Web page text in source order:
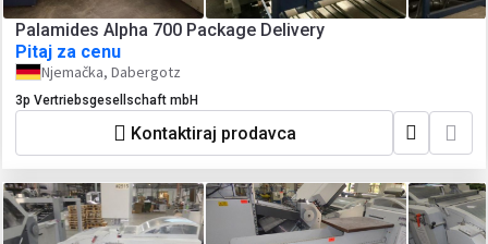
Palamides Alpha 700 Package Delivery
Pitaj za cenu
Njemačka, Dabergotz
3p Vertriebsgesellschaft mbH
Kontaktiraj prodavca